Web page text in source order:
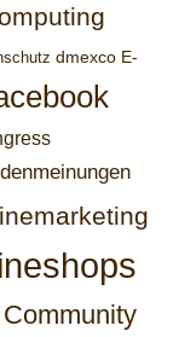
dmexco E-